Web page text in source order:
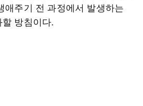
애주기 전 과정에서 발생하는
방침이다.